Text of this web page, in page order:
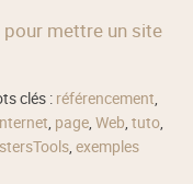
mettre un site
clés : référencement,
, page,Web,tuto,
,exemples